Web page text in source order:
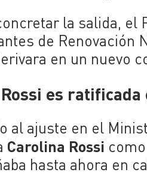
la salida, el
de Renovación
en un nuevo
es
al ajuste en el
Carolina Rossi
hasta ahora en